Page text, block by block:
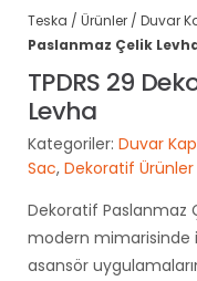
Teska / Ürünler / Duvar
Paslanmaz Çelik
TPDRS 29
Levha
Kategoriler: Duvar
Sac, Dekoratif Ürünler
Dekoratif Paslanmaz
modern mimarisinde
asansör